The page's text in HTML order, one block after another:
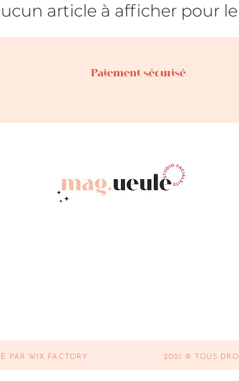
article à afficher pour
PAR WIX FACTORY 2021 © TOUS
Paiement sécurisé